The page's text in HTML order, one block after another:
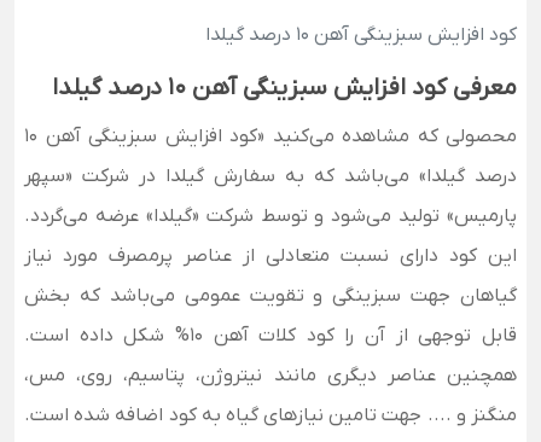
کود افزایش سبزینگی آهن 10 درصد گیلدا
معرفی کود افزایش سبزینگی آهن 10 درصد گیلدا
محصولی که مشاهده می‌کنید «کود افزایش سبزینگی آهن 10
درصد گیلدا» می‌باشد که به سفارش گیلدا در شرکت «سپهر
پارمیس» تولید می‌شود و توسط شرکت «گیلدا» عرضه می‌گردد.
این کود دارای نسبت متعادلی از عناصر پرمصرف مورد نیاز
گیاهان جهت سبزینگی و تقویت عمومی می‌باشد که بخش
قابل توجهی از آن را کود کلات آهن 10% شکل داده است.
همچنین عناصر دیگری مانند نیتروژن، پتاسیم، روی، مس،
منگنز و .... جهت تامین نیازهای گیاه به کود اضافه شده است.